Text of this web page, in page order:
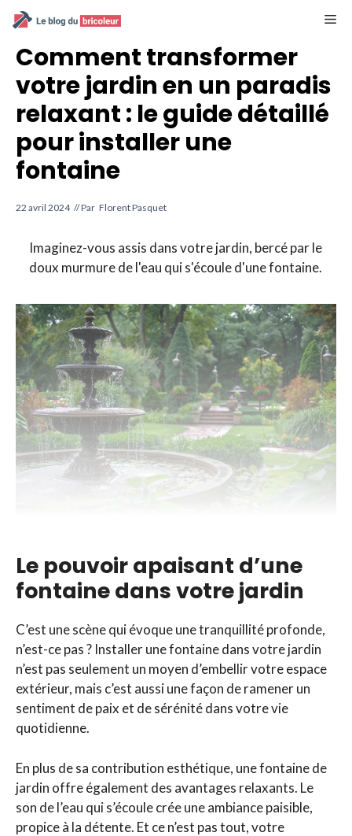
Aller
au
contenu
Comment transformer
votre jardin en un paradis
relaxant : le guide détaillé
pour installer une
fontaine
22 avril 2024 // Par Florent Pasquet
Imaginez-vous assis dans votre jardin, bercé par le
doux murmure de l'eau qui s'écoule d'une fontaine.
Le pouvoir apaisant d’une
fontaine dans votre jardin
C’est une scène qui évoque une tranquillité profonde,
n’est-ce pas ? Installer une fontaine dans votre jardin
n’est pas seulement un moyen d’embellir votre espace
extérieur, mais c’est aussi une façon de ramener un
sentiment de paix et de sérénité dans votre vie
quotidienne.
En plus de sa contribution esthétique, une fontaine de
jardin offre également des avantages relaxants. Le
son de l’eau qui s’écoule crée une ambiance paisible,
propice à la détente. Et ce n’est pas tout, votre